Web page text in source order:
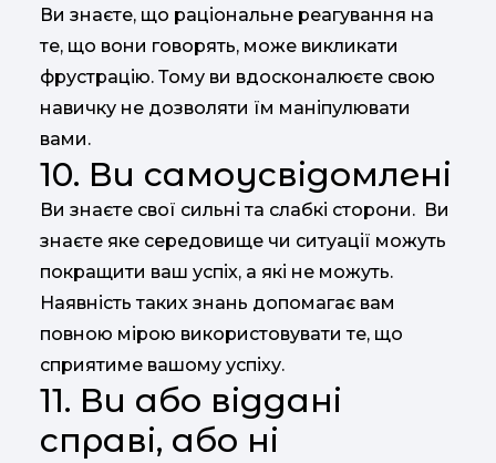
Ви знаєте, що раціональне реагування на
те, що вони говорять, може викликати
фрустрацію. Тому ви вдосконалюєте свою
навичку не дозволяти їм маніпулювати
вами.
10. Ви самоусвідомлені
Ви знаєте свої сильні та слабкі сторони. Ви
знаєте яке середовище чи ситуації можуть
покращити ваш успіх, а які не можуть.
Наявність таких знань допомагає вам
повною мірою використовувати те, що
сприятиме вашому успіху.
11. Ви або віддані
справі, або ні